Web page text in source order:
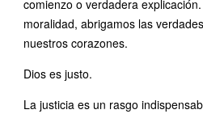
comienzo o verdadera
moralidad, abrigamos las
nuestros corazones.
Dios es justo.
La justicia es un rasgo